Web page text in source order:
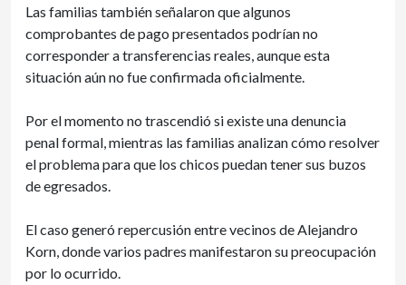
Las familias también señalaron que algunos
comprobantes de pago presentados podrían no
corresponder a transferencias reales, aunque esta
situación aún no fue confirmada oficialmente.
Por el momento no trascendió si existe una denuncia
penal formal, mientras las familias analizan cómo resolver
el problema para que los chicos puedan tener sus buzos
de egresados.
El caso generó repercusión entre vecinos de Alejandro
Korn, donde varios padres manifestaron su preocupación
por lo ocurrido.